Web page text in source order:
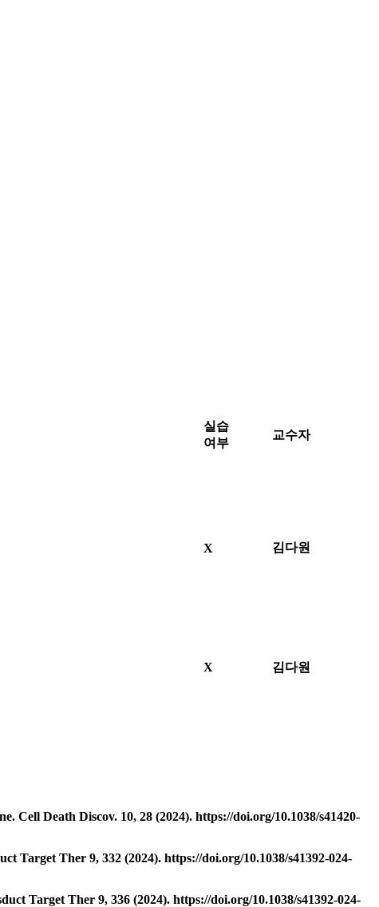
실습
여부
교수자
X 김다원
X 김다원
Cell Death Discov. 10, 28 (2024). https://doi.org/10.1038/s41420-
Target Ther 9, 332 (2024). https://doi.org/10.1038/s41392-024-
Target Ther 9, 336 (2024). https://doi.org/10.1038/s41392-024-